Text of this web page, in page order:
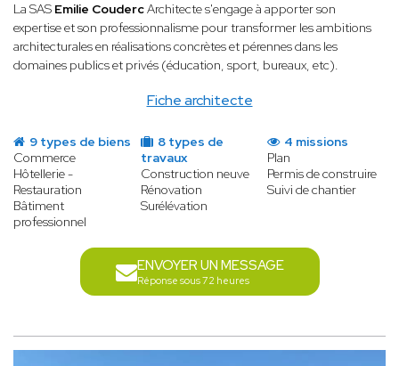
Fiche architecte
La SAS Emilie CoudercArchitecte s'engage à apporter son
expertise et son professionnalisme pour transformer les ambitions
architecturales en réalisations concrètes et pérennes dans les
domaines publics et privés (éducation, sport, bureaux, etc).
9 types de biens
Commerce
Hôtellerie -
Restauration
Bâtiment
professionnel
8 types de
travaux
Construction neuve
Rénovation
Surélévation
4 missions
Plan
Permis de construire
Suivi de chantier
ENVOYER UN MESSAGE
Réponse sous 72 heures